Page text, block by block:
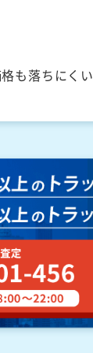
も落ちにく